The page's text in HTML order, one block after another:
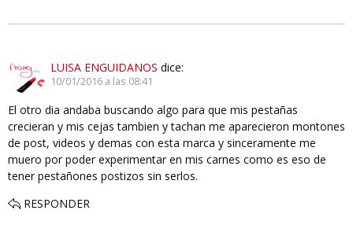
LUISA ENGUIDANOS dice:
10/01/2016 a las 08:41
El otro dia andaba buscando algo para que mis pestañas
crecieran y mis cejas tambien y tachan me aparecieron montones
de post, videos y demas con esta marca y sinceramente me
muero por poder experimentar en mis carnes como es eso de
tener pestañones postizos sin serlos.
RESPONDER